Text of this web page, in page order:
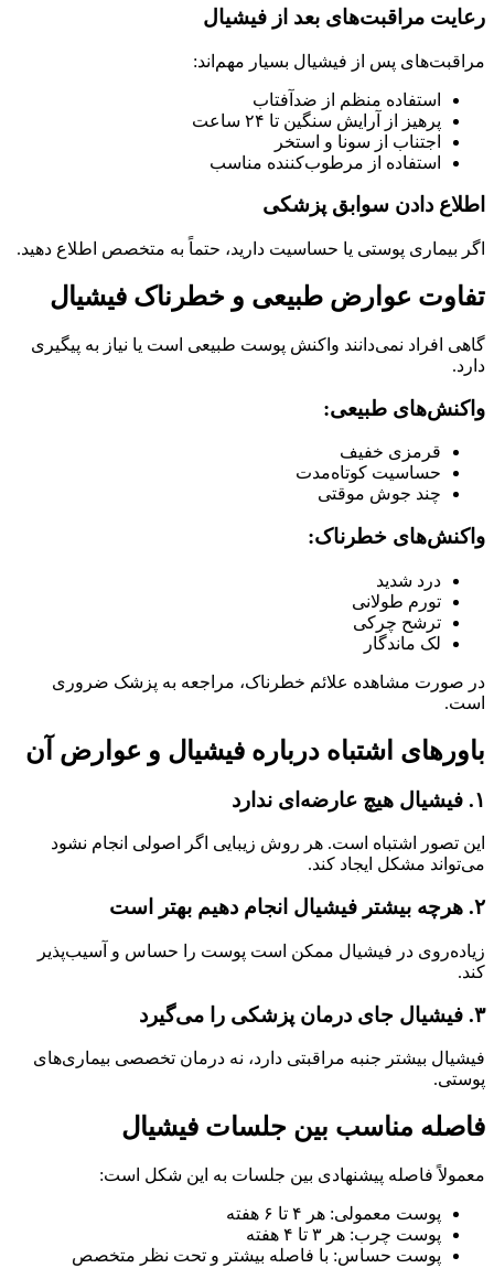
رعایت مراقبت‌های بعد از فیشیال
مراقبت‌های پس از فیشیال بسیار مهم‌اند:
استفاده منظم از ضدآفتاب
پرهیز از آرایش سنگین تا ۲۴ ساعت
اجتناب از سونا و استخر
استفاده از مرطوب‌کننده مناسب
اطلاع دادن سوابق پزشکی
اگر بیماری پوستی یا حساسیت دارید، حتماً به متخصص اطلاع دهید.
تفاوت عوارض طبیعی و خطرناک فیشیال
گاهی افراد نمی‌دانند واکنش پوست طبیعی است یا نیاز به پیگیری
دارد.
واکنش‌های طبیعی:
قرمزی خفیف
حساسیت کوتاه‌مدت
چند جوش موقتی
واکنش‌های خطرناک:
درد شدید
تورم طولانی
ترشح چرکی
لک ماندگار
در صورت مشاهده علائم خطرناک، مراجعه به پزشک ضروری
است.
باورهای اشتباه درباره فیشیال و عوارض آن
۱. فیشیال هیچ عارضه‌ای ندارد
این تصور اشتباه است. هر روش زیبایی اگر اصولی انجام نشود
می‌تواند مشکل ایجاد کند.
۲. هرچه بیشتر فیشیال انجام دهیم بهتر است
زیاده‌روی در فیشیال ممکن است پوست را حساس و آسیب‌پذیر
کند.
۳. فیشیال جای درمان پزشکی را می‌گیرد
فیشیال بیشتر جنبه مراقبتی دارد، نه درمان تخصصی بیماری‌های
پوستی.
فاصله مناسب بین جلسات فیشیال
معمولاً فاصله پیشنهادی بین جلسات به این شکل است:
پوست معمولی: هر ۴ تا ۶ هفته
پوست چرب: هر ۳ تا ۴ هفته
پوست حساس: با فاصله بیشتر و تحت نظر متخصص